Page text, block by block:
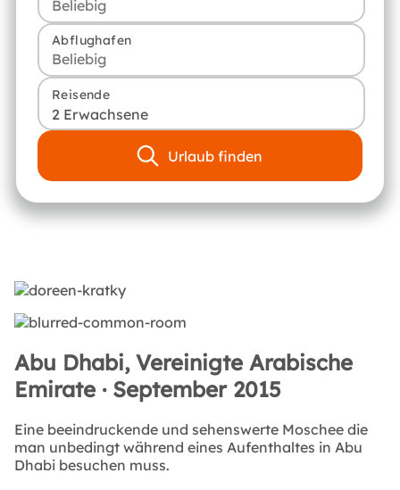
Abflughafen
Reisende
2 Erwachsene
Urlaub finden
Abu Dhabi, Vereinigte Arabische
Emirate · September 2015
Eine beeindruckende und sehenswerte Moschee die
man unbedingt während eines Aufenthaltes in Abu
Dhabi besuchen muss.